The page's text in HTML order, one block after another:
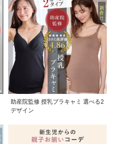
助産院監修 授乳ブラキャミ 選べる2
デザイン